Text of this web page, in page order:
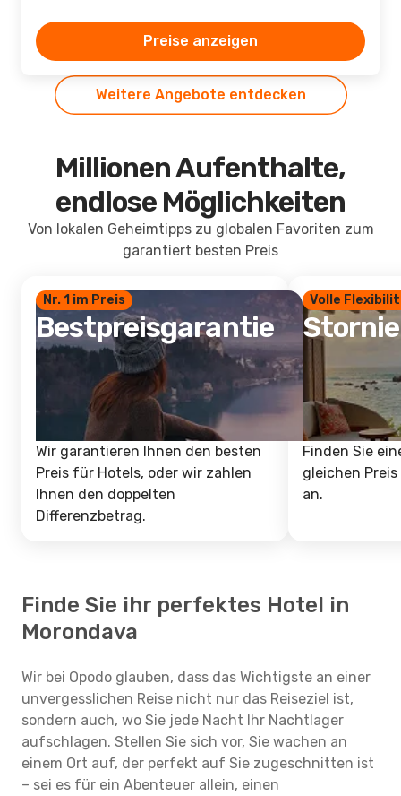
Preise anzeigen
Weitere Angebote entdecken
Millionen Aufenthalte,
endlose Möglichkeiten
Von lokalen Geheimtipps zu globalen Favoriten zum
garantiert besten Preis
Nr. 1 im Preis
Bestpreisgarantie
Wir garantieren Ihnen den besten
Preis für Hotels, oder wir zahlen
Ihnen den doppelten
Differenzbetrag.
Volle
Finden Sie
gleichen
an.
Finde Sie ihr perfektes Hotel in
Morondava
Wir bei Opodo glauben, dass das Wichtigste an einer
unvergesslichen Reise nicht nur das Reiseziel ist,
sondern auch, wo Sie jede Nacht Ihr Nachtlager
aufschlagen. Stellen Sie sich vor, Sie wachen an
einem Ort auf, der perfekt auf Sie zugeschnitten ist
– sei es für ein Abenteuer allein, einen